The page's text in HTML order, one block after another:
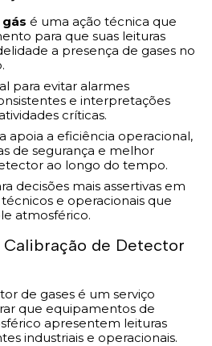
é uma ação técnica que
para que suas leituras
a presença de gases no
para evitar alarmes
e interpretações
críticas.
apoia a eficiência operacional,
de segurança e melhor
ao longo do tempo.
decisões mais assertivas em
e operacionais que
atmosférico.
de Detector
de gases é um serviço
que equipamentos de
apresentem leituras
industriais e operacionais.